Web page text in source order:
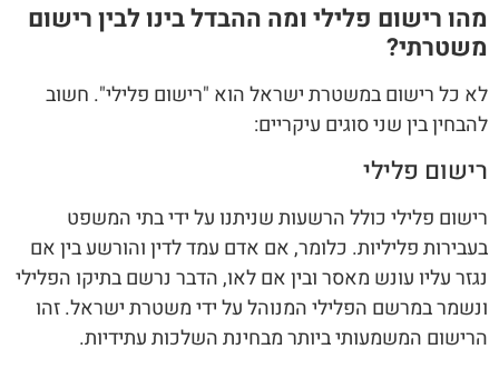
מהו רישום פלילי ומה ההבדל בינו לבין רישום
משטרתי?
לא כל רישום במשטרת ישראל הוא "רישום פלילי". חשוב
להבחין בין שני סוגים עיקריים:
רישום פלילי
רישום פלילי כולל הרשעות שניתנו על ידי בתי המשפט
בעבירות פליליות. כלומר, אם אדם עמד לדין והורשע בין אם
נגזר עליו עונש מאסר ובין אם לאו, הדבר נרשם בתיקו הפלילי
ונשמר במרשם הפלילי המנוהל על ידי משטרת ישראל. זהו
הרישום המשמעותי ביותר מבחינת השלכות עתידיות.